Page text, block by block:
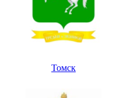
Томск